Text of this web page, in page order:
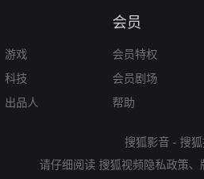
游戏
科技
出品人
会员
会员特权
会员剧场
帮助
搜狐影音 - 搜
请仔细阅读 搜狐视频隐私政策、